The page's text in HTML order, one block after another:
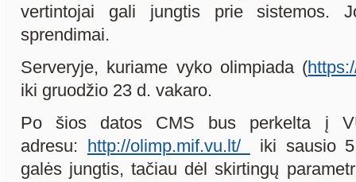
vertintojai gali jungtis prie sistemos.
sprendimai.
Serveryje, kuriame vyko olimpiada (
iki gruodžio 23 d. vakaro.
Po šios datos CMS bus perkelta į
adresu:
http://olimp.mif.vu.lt/
iki sausio
galės jungtis, tačiau dėl skirtingų